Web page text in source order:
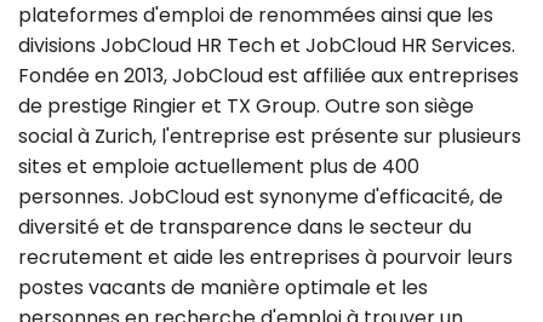
plateformes d'emploi de renommées ainsi que les
divisions JobCloud HR Tech et JobCloud HR Services.
Fondée en 2013, JobCloud est affiliée aux entreprises
de prestige Ringier et TX Group. Outre son siège
social à Zurich, l'entreprise est présente sur plusieurs
sites et emploie actuellement plus de 400
personnes. JobCloud est synonyme d'efficacité, de
diversité et de transparence dans le secteur du
recrutement et aide les entreprises à pourvoir leurs
postes vacants de manière optimale et les